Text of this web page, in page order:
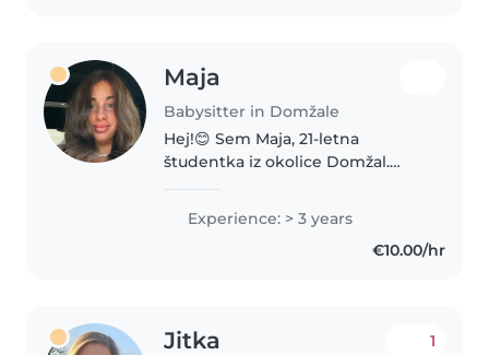
Maja
Babysitter in Domžale
Hej!😊 Sem Maja, 21-letna
študentka iz okolice Domžal.
domu 👧👦 po dogovoru pa
poskrbim tudi za vaše hišne
Experience: > 3 years
€10.00/hr
Jitka 1